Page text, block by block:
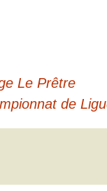
Le Prêtre
de